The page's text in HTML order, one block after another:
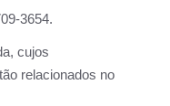
3654.
cujos
relacionados no